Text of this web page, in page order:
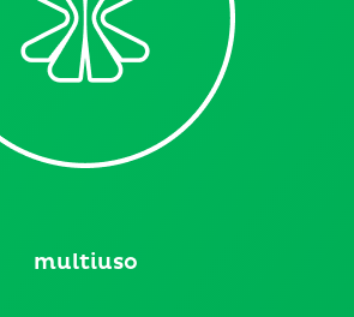
multiuso